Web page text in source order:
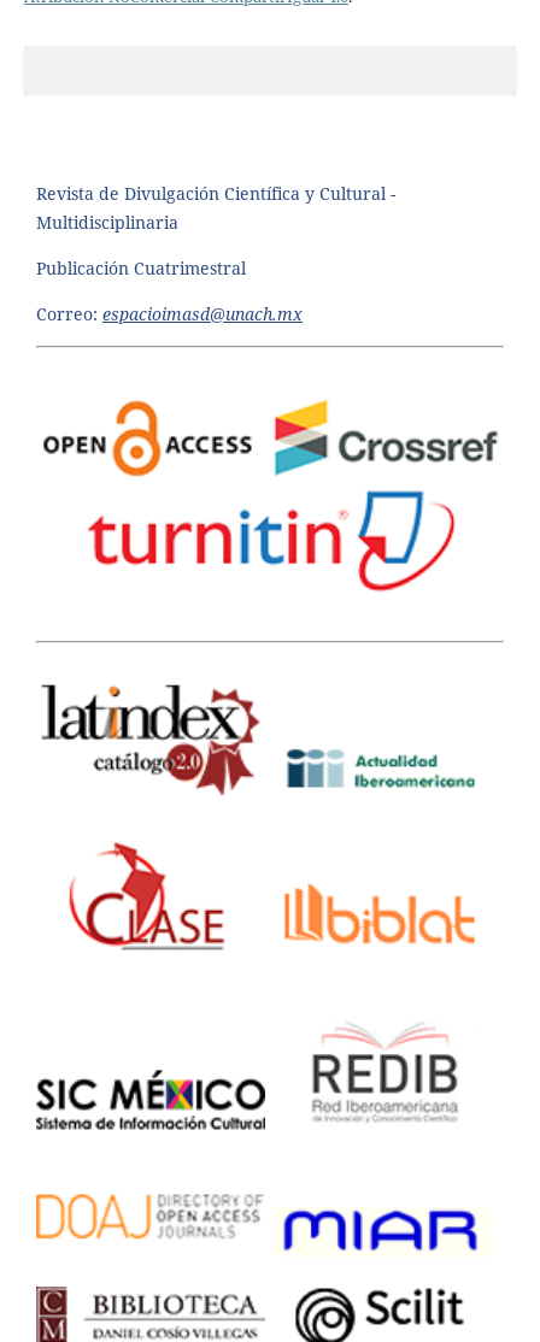
Revista de Divulgación Científica y Cultural -
Multidisciplinaria
Publicación Cuatrimestral
Correo: espacioimasd@unach.mx